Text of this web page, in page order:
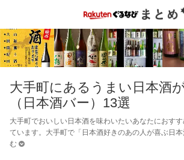
大手町にあるうまい日本酒
（日本酒バー）13選
大手町でおいしい日本酒を味わいたいあなたにおす
ています。大手町で「日本酒好きのあの人が喜ぶ日
む